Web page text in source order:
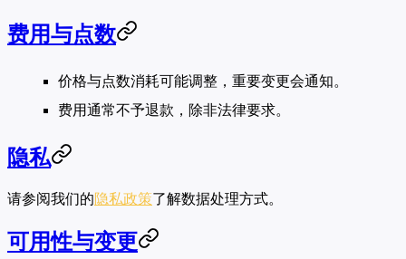
费用与点数
价格与点数消耗可能调整，重要变更会通知。
费用通常不予退款，除非法律要求。
隐私
请参阅我们的隐私政策了解数据处理方式。
可用性与变更